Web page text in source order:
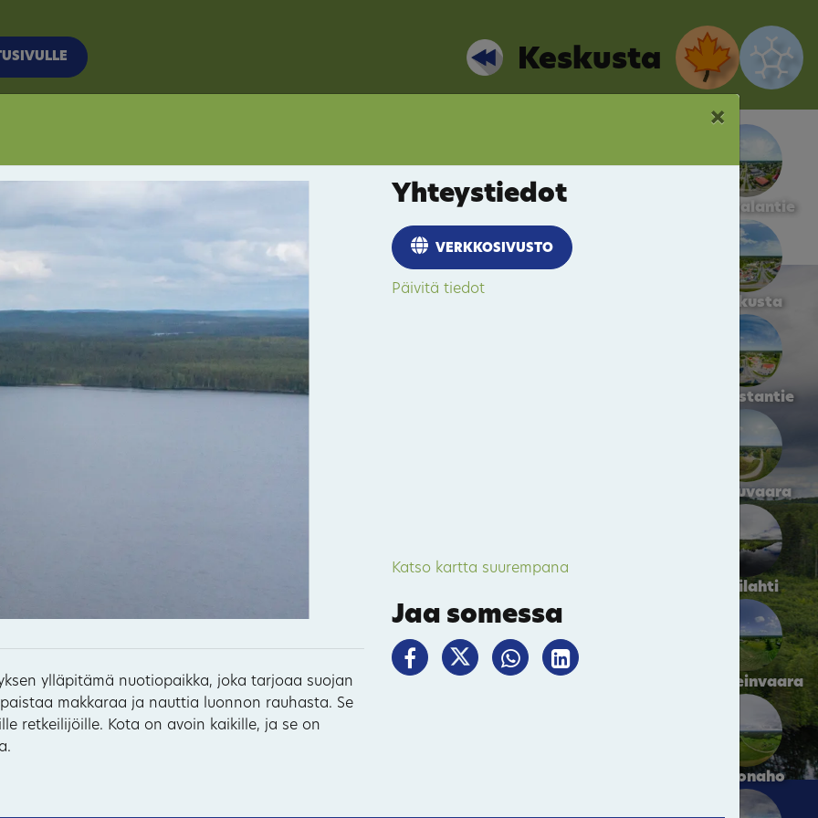
Keskusta
Kalevalantie
Keskusta
Pogostantie
Hattuvaara
Kivilahti
Parppeinvaara
Kakonaho
×
ylläpitämä nuotiopaikka, joka tarjoaa suojan
makkaraa ja nauttia luonnon rauhasta. Se
retkeilijöille. Kota on avoin kaikille, ja se on
Yhteystiedot
VERKKOSIVUSTO
Päivitä tiedot
Katso kartta suurempana
Jaa somessa